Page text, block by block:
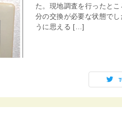
た。現地調査を行ったと
分の交換が必要な状態で
うに思える […]